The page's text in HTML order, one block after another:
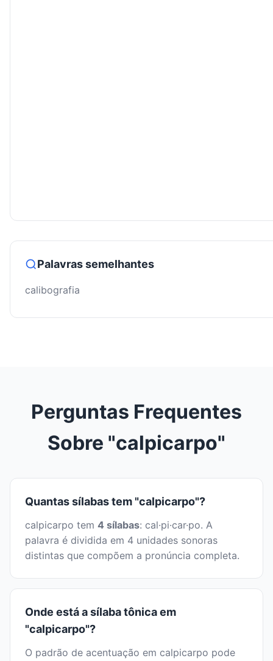
Palavras semelhantes
calibografia
Perguntas Frequentes
Sobre "calpicarpo"
Quantas sílabas tem "calpicarpo"?
calpicarpo tem 4 sílabas: cal·pi·car·po. A
palavra é dividida em 4 unidades sonoras
distintas que compõem a pronúncia completa.
Onde está a sílaba tônica em
"calpicarpo"?
O padrão de acentuação em calpicarpo pode